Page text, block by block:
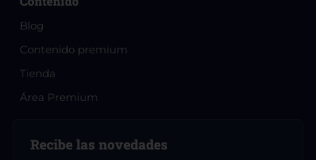
Blog
Contenido premium
Tienda
Área Premium
Recibe las novedades